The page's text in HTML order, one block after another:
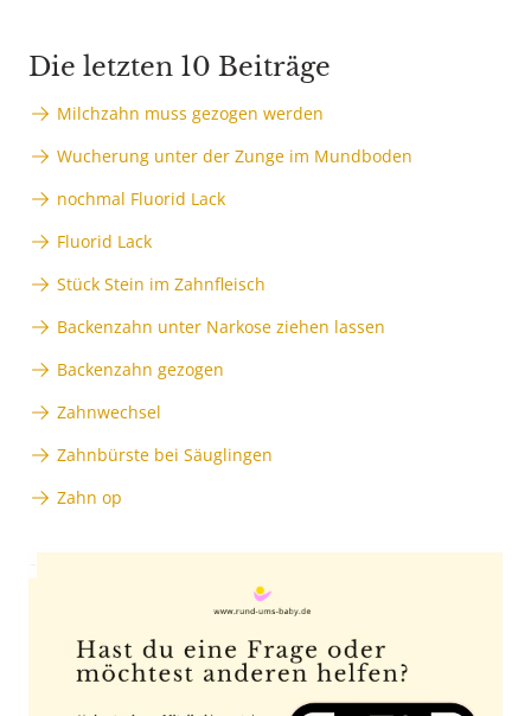
Die letzten 10 Beiträge
Milchzahn muss gezogen werden
Wucherung unter der Zunge im Mundboden
nochmal Fluorid Lack
Fluorid Lack
Stück Stein im Zahnfleisch
Backenzahn unter Narkose ziehen lassen
Backenzahn gezogen
Zahnwechsel
Zahnbürste bei Säuglingen
Zahn op